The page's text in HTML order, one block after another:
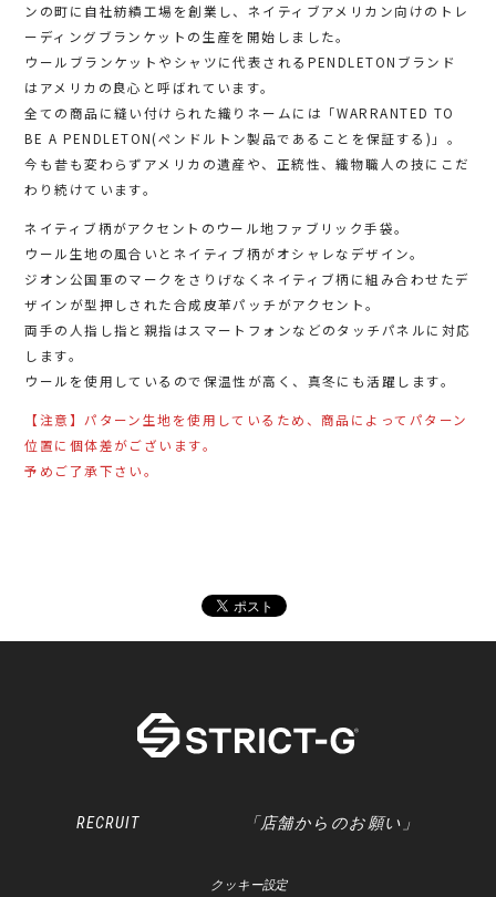
ンの町に自社紡績工場を創業し、ネイティブアメリカン向けのトレ
ーディングブランケットの生産を開始しました。
ウールブランケットやシャツに代表されるPENDLETONブランド
はアメリカの良心と呼ばれています。
全ての商品に縫い付けられた織りネームには「WARRANTED TO
BE A PENDLETON(ペンドルトン製品であることを保証する)」。
今も昔も変わらずアメリカの遺産や、正統性、織物職人の技にこだ
わり続けています。
ネイティブ柄がアクセントのウール地ファブリック手袋。
ウール生地の風合いとネイティブ柄がオシャレなデザイン。
ジオン公国軍のマークをさりげなくネイティブ柄に組み合わせたデ
ザインが型押しされた合成皮革パッチがアクセント。
両手の人指し指と親指はスマートフォンなどのタッチパネルに対応
します。
ウールを使用しているので保温性が高く、真冬にも活躍します。
【注意】パターン生地を使用しているため、商品によってパターン
位置に個体差がございます。
予めご了承下さい。
RECRUIT 「店舗からのお願い」
クッキー設定